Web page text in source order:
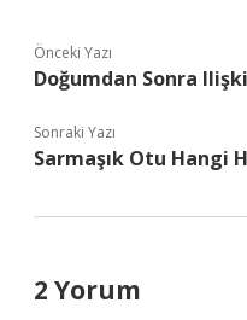
Önceki Yazı
Doğumdan Sonra
Sonraki Yazı
Sarmaşık Otu Hangi
2 Yorum